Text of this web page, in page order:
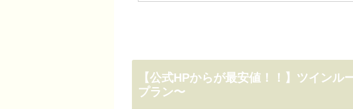
【公式HPからが最安値！！】ツイン
プラン〜